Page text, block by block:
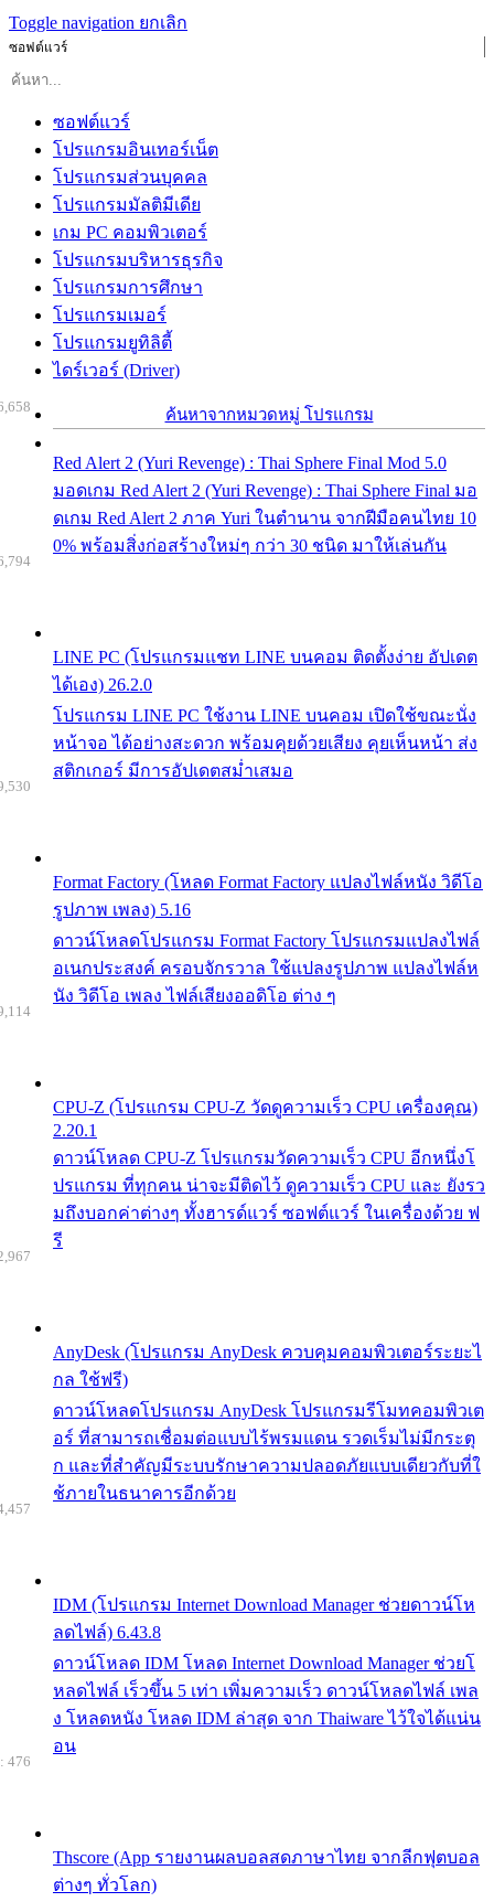
Toggle navigation ยกเลิก
ซอฟต์แวร์
ซอฟต์แวร์
โปรแกรมอินเทอร์เน็ต
โปรแกรมส่วนบุคคล
โปรแกรมมัลติมีเดีย
เกม PC คอมพิวเตอร์
โปรแกรมบริหารธุรกิจ
โปรแกรมการศึกษา
โปรแกรมเมอร์
โปรแกรมยูทิลิตี้
ไดร์เวอร์ (Driver)
ค้นหาจากหมวดหมู่ โปรแกรม
Red Alert 2 (Yuri Revenge) : Thai Sphere Final Mod 5.0
มอดเกม Red Alert 2 (Yuri Revenge) : Thai Sphere Final มอ
ดเกม Red Alert 2 ภาค Yuri ในตำนาน จากฝีมือคนไทย 10
0% พร้อมสิ่งก่อสร้างใหม่ๆ กว่า 30 ชนิด มาให้เล่นกัน
LINE PC (โปรแกรมแชท LINE บนคอม ติดตั้งง่าย อัปเดต
ได้เอง) 26.2.0
โปรแกรม LINE PC ใช้งาน LINE บนคอม เปิดใช้ขณะนั่ง
หน้าจอ ได้อย่างสะดวก พร้อมคุยด้วยเสียง คุยเห็นหน้า ส่ง
สติกเกอร์ มีการอัปเดตสม่ำเสมอ
Format Factory (โหลด Format Factory แปลงไฟล์หนัง วิดีโอ
รูปภาพ เพลง) 5.16
ดาวน์โหลดโปรแกรม Format Factory โปรแกรมแปลงไฟล์
อเนกประสงค์ ครอบจักรวาล ใช้แปลงรูปภาพ แปลงไฟล์ห
นัง วิดีโอ เพลง ไฟล์เสียงออดิโอ ต่าง ๆ
CPU-Z (โปรแกรม CPU-Z วัดดูความเร็ว CPU เครื่องคุณ)
2.20.1
ดาวน์โหลด CPU-Z โปรแกรมวัดความเร็ว CPU อีกหนึ่งโ
ปรแกรม ที่ทุกคน น่าจะมีติดไว้ ดูความเร็ว CPU และ ยังรว
มถึงบอกค่าต่างๆ ทั้งฮารด์แวร์ ซอฟต์แวร์ ในเครื่องด้วย ฟ
รี
AnyDesk (โปรแกรม AnyDesk ควบคุมคอมพิวเตอร์ระยะไ
กล ใช้ฟรี)
ดาวน์โหลดโปรแกรม AnyDesk โปรแกรมรีโมทคอมพิวเต
อร์ ที่สามารถเชื่อมต่อแบบไร้พรมแดน รวดเร็มไม่มีกระตุ
ก และที่สำคัญมีระบบรักษาความปลอดภัยแบบเดียวกับที่ใ
ช้ภายในธนาคารอีกด้วย
IDM (โปรแกรม Internet Download Manager ช่วยดาวน์โห
ลดไฟล์) 6.43.8
ดาวน์โหลด IDM โหลด Internet Download Manager ช่วยโ
หลดไฟล์ เร็วขึ้น 5 เท่า เพิ่มความเร็ว ดาวน์โหลดไฟล์ เพล
ง โหลดหนัง โหลด IDM ล่าสุด จาก Thaiware ไว้ใจได้แน่น
อน
Thscore (App รายงานผลบอลสดภาษาไทย จากลีกฟุตบอล
ต่างๆ ทั่วโลก)
476